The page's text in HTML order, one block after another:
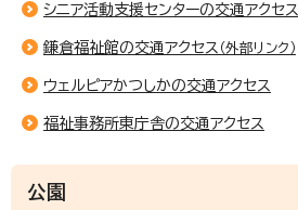
シニア活動支援センターの交通アクセス
鎌倉福祉館の交通アクセス （外部リンク）
ウェルピアかつしかの交通アクセス
福祉事務所東庁舎の交通アクセス
公園